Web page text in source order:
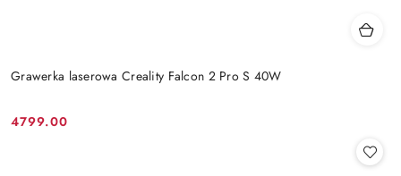
Grawerka laserowa Creality Falcon 2 Pro S 40W
Cena:
4799.00